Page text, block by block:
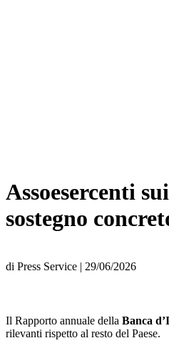
Assoesercenti
sostegno
di Press Service | 29/06/2026
Il Rapporto annuale della Banca
rilevanti rispetto al resto del Paese.